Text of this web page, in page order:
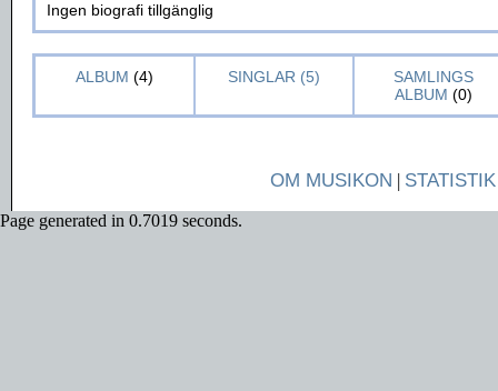
Ingen biografi tillgänglig
ALBUM (4) SINGLAR (5)
SAMLINGS
ALBUM (0)
OM MUSIKON | STATISTIK
Page generated in 0.7019 seconds.